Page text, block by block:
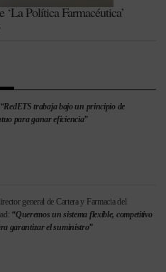
Política Farmacéutica’
“RedETS trabaja bajo un principio de
para ganar eficiencia”
general de Cartera y Farmacia del
“Queremos un sistema flexible, competitivo
garantizar el suministro”